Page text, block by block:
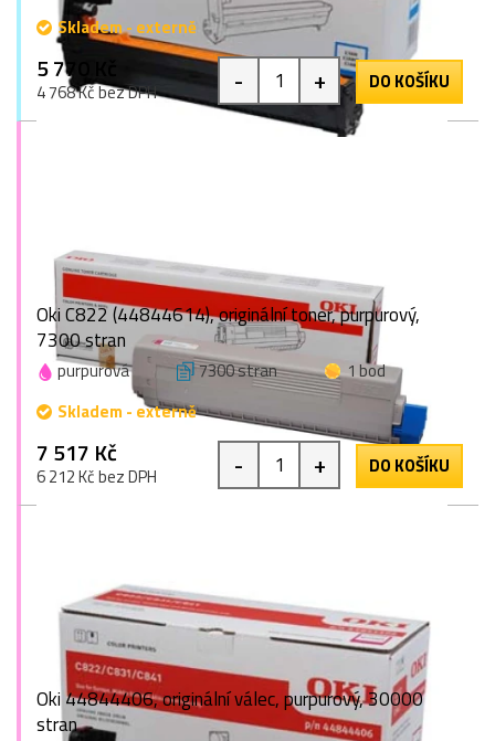
Skladem - externě
5 770 Kč
4 768 Kč bez DPH - + DO KOŠÍKU
Oki C822 (44844614), originální toner, purpurový,
7300 stran
purpurová 7300 stran
1 bod
Skladem - externě
7 517 Kč
6 212 Kč bez DPH - + DO KOŠÍKU
Oki 44844406, originální válec, purpurový, 30000
stran